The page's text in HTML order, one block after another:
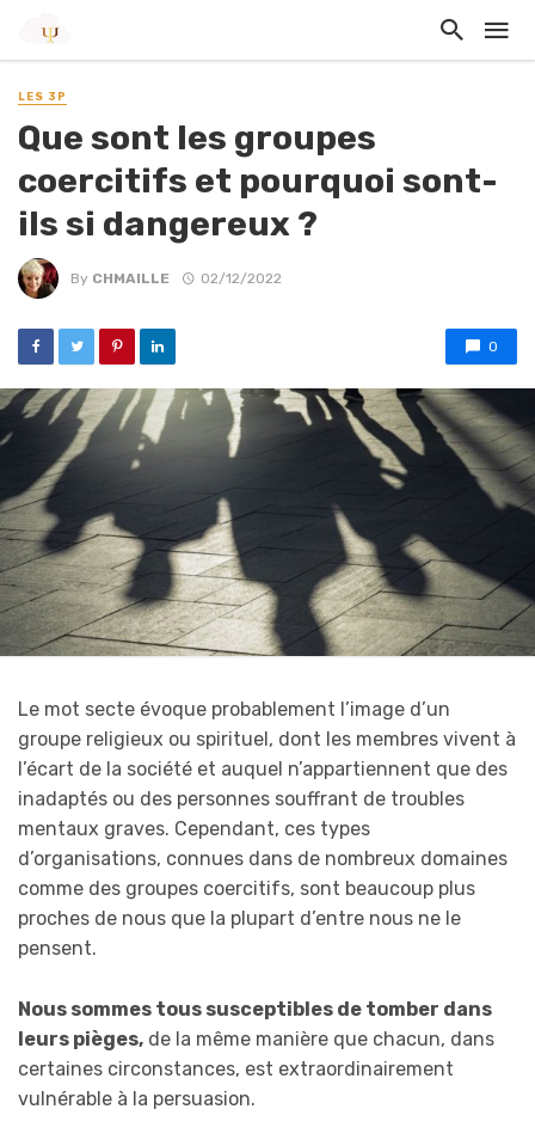
LES 3P
Que sont les groupes
coercitifs et pourquoi sont-
ils si dangereux ?
By CHMAILLE 02/12/2022
0
Le mot secte évoque probablement l’image d’un
groupe religieux ou spirituel, dont les membres vivent à
l’écart de la société et auquel n’appartiennent que des
inadaptés ou des personnes souffrant de troubles
mentaux graves. Cependant, ces types
d’organisations, connues dans de nombreux domaines
comme des groupes coercitifs, sont beaucoup plus
proches de nous que la plupart d’entre nous ne le
pensent.
Nous sommes tous susceptibles de tomber dans
leurs pièges, de la même manière que chacun, dans
certaines circonstances, est extraordinairement
vulnérable à la persuasion.